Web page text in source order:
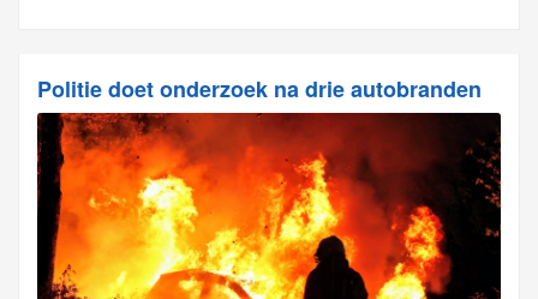
Politie doet onderzoek na drie autobranden